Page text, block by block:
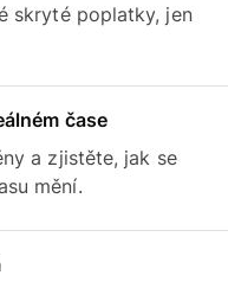
skryté poplatky, jen
čase
a zjistěte, jak se
mění.